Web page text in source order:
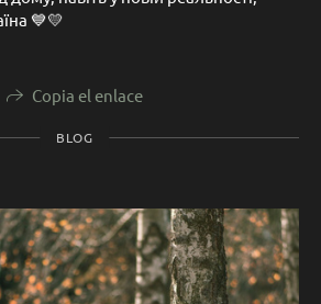
💙💛
Copia el enlace
BLOG